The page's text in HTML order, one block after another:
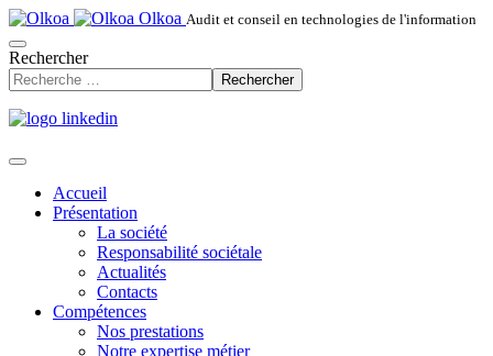
Olkoa Audit et conseil en technologies de l'information
Rechercher
Rechercher
Accueil
Présentation
La société
Responsabilité sociétale
Actualités
Contacts
Compétences
Nos prestations
Notre expertise métier